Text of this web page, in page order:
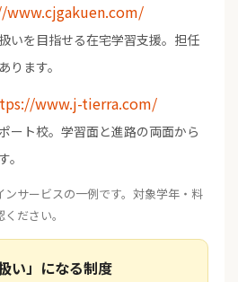
www.cjgakuen.com/
いを目指せる在宅学習支援。担任
ります。
www.j-tierra.com/
ート校。学習面と進路の両面から
サービスの一例です。対象学年・料
ださい。
い」になる制度